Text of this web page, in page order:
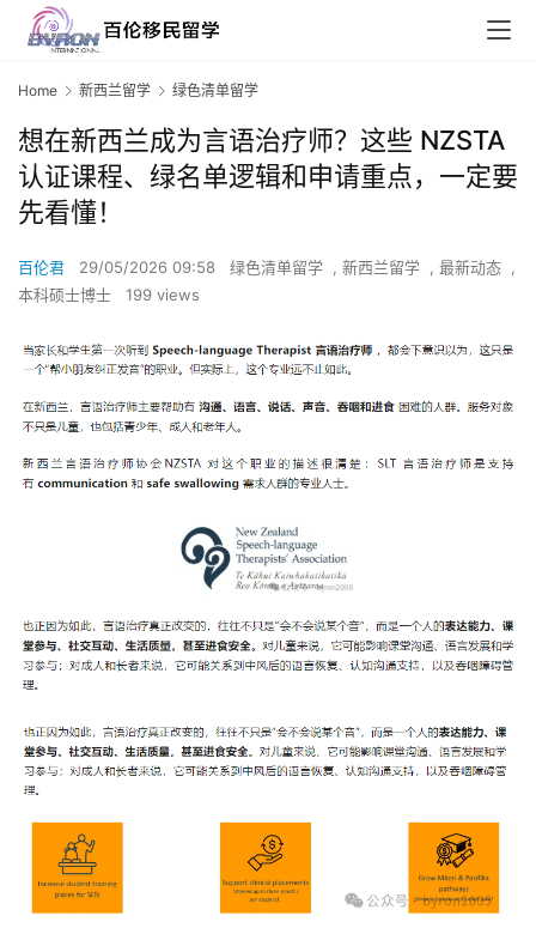
Home 新西兰留学 绿色清单留学
想在新西兰成为言语治疗师？这些 NZSTA
认证课程、绿名单逻辑和申请重点，一定要
先看懂！
百伦君 29/05/2026 09:58 绿色清单留学 , 新西兰留学 , 最新动态 ,
本科硕士博士
199 views